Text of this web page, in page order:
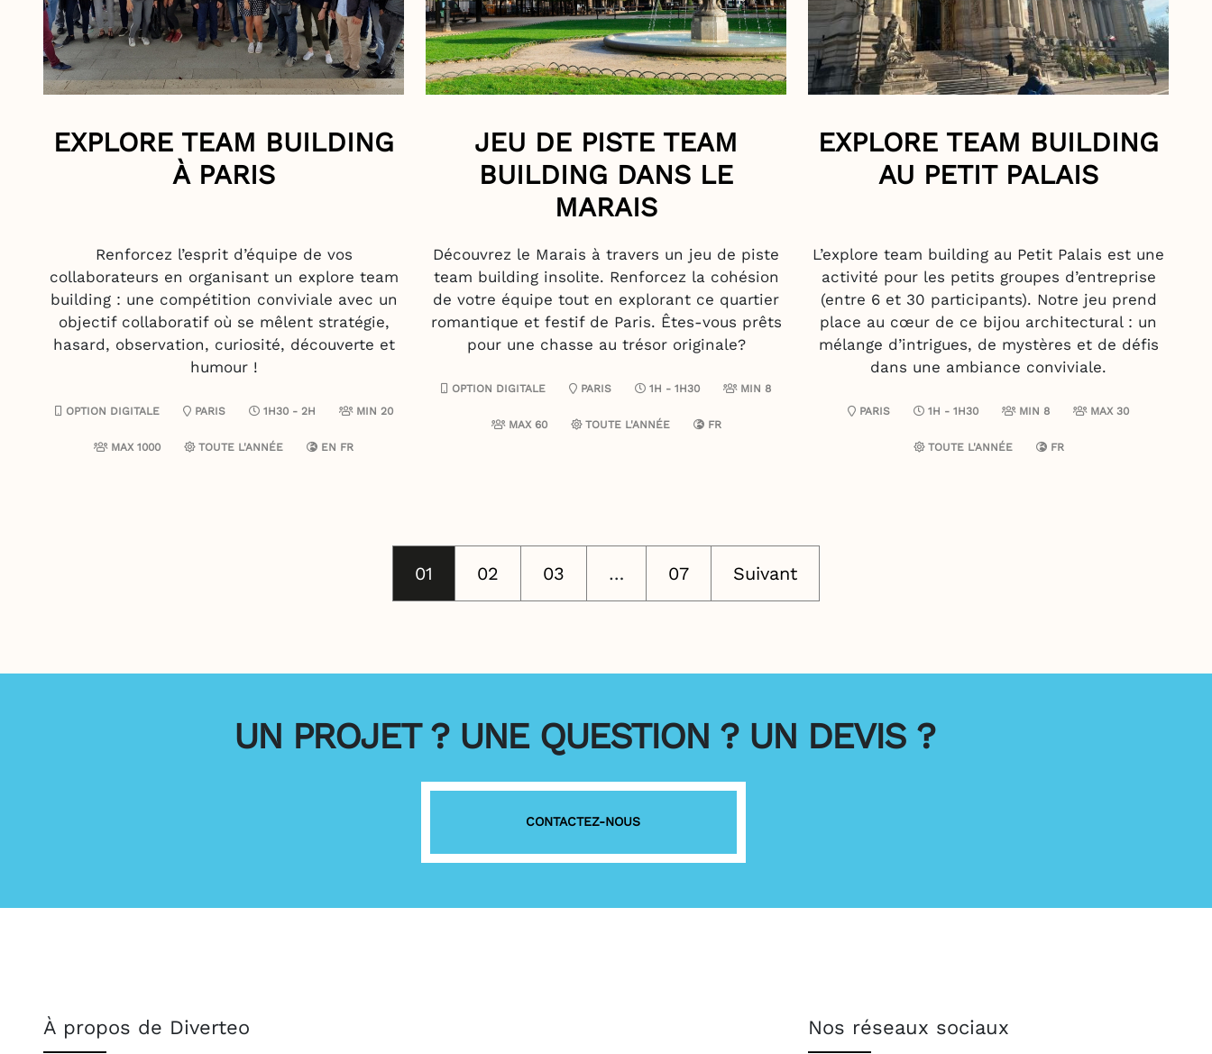
EXPLORE TEAM BUILDING
À PARIS
Renforcez l’esprit d’équipe de vos
collaborateurs en organisant un explore team
building : une compétition conviviale avec un
objectif collaboratif où se mêlent stratégie,
hasard, observation, curiosité, découverte et
humour !
OPTION DIGITALE PARIS 1H30 - 2H MIN 20
MAX 1000 TOUTE L'ANNÉE EN FR
JEU DE PISTE TEAM
BUILDING DANS LE
MARAIS
Découvrez le Marais à travers un jeu de piste
team building insolite. Renforcez la cohésion
de votre équipe tout en explorant ce quartier
romantique et festif de Paris. Êtes-vous prêts
pour une chasse au trésor originale?
OPTION DIGITALE PARIS 1H - 1H30 MIN 8
MAX 60 TOUTE L'ANNÉE FR
EXPLORE TEAM BUILDING
AU PETIT PALAIS
L’explore team building au Petit Palais est une
activité pour les petits groupes d’entreprise
(entre 6 et 30 participants). Notre jeu prend
place au cœur de ce bijou architectural : un
mélange d’intrigues, de mystères et de défis
dans une ambiance conviviale.
PARIS 1H - 1H30 MIN 8 MAX 30
TOUTE L'ANNÉE FR
01 02 03 … 07 Suivant
UN PROJET ? UNE QUESTION ? UN DEVIS ?
CONTACTEZ-NOUS
À propos de Diverteo Nos réseaux sociaux